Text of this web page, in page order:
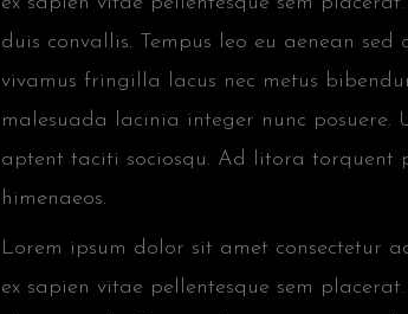
duis convallis. Tempus leo eu aenean
vivamus fringilla lacus nec metus
malesuada lacinia integer nunc posuere.
aptent taciti sociosqu. Ad litora torquent
himenaeos.
Lorem ipsum dolor sit amet consectetur
ex sapien vitae pellentesque sem